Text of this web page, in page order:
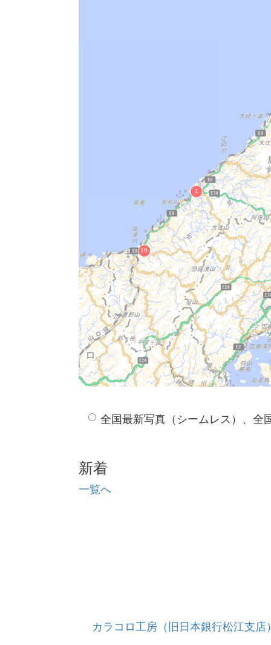
全国最新写真（シームレス）、全
新着
一覧へ
カラコロ工房（旧日本銀行松江支店